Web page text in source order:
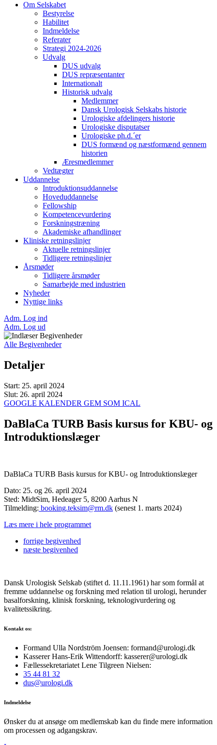
Om Selskabet
Bestyrelse
Habilitet
Indmeldelse
Referater
Strategi 2024-2026
Udvalg
DUS udvalg
DUS repræsentanter
Internationalt
Historisk udvalg
Medlemmer
Dansk Urologisk Selskabs historie
Urologiske afdelingers historie
Urologiske disputatser
Urologiske ph.d.´er
DUS formænd og næstformænd gennem
historien
Æresmedlemmer
Vedtægter
Uddannelse
Introduktionsuddannelse
Hoveduddannelse
Fellowship
Kompetencevurdering
Forskningstræning
Akademiske afhandlinger
Kliniske retningslinjer
Aktuelle retningslinjer
Tidligere retningslinjer
Årsmøder
Tidligere årsmøder
Samarbejde med industrien
Nyheder
Nyttige links
Adm. Log ind
Adm. Log ud
Alle Begivenheder
Detaljer
Start: 25. april 2024
Slut: 26. april 2024
GOOGLE KALENDER GEM SOM ICAL
DaBlaCa TURB Basis kursus for KBU- og
Introduktionslæger
DaBlaCa TURB Basis kursus for KBU- og Introduktionslæger
Dato: 25. og 26. april 2024
Sted: MidtSim, Hedeager 5, 8200 Aarhus N
Tilmelding: booking.teksim@rm.dk (senest 1. marts 2024)
Læs mere i hele programmet
forrige begivenhed
næste begivenhed
Dansk Urologisk Selskab (stiftet d. 11.11.1961) har som formål at
fremme uddannelse og forskning med relation til urologi, herunder
basalforskning, klinisk forskning, teknologivurdering og
kvalitetssikring.
Kontakt os:
Formand Ulla Nordström Joensen: formand@urologi.dk
Kasserer Hans-Erik Wittendorff: kasserer@urologi.dk
Fællessekretariatet Lene Tilgreen Nielsen:
35 44 81 32
dus@urologi.dk
Indmeldelse
Ønsker du at ansøge om medlemskab kan du finde mere information
om processen og adgangskrav.